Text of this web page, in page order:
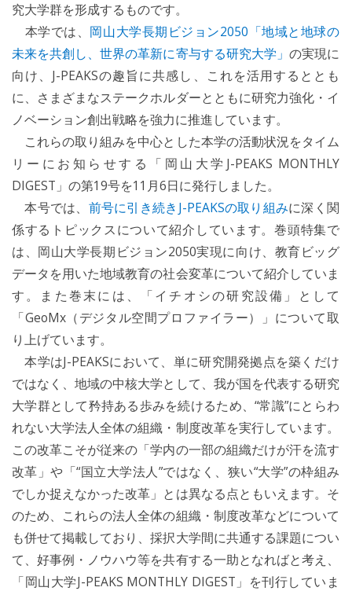
究大学群を形成するものです。
本学では、 岡山大学長期ビジョン2050「地域と地球の
未来を共創し、世界の革新に寄与する研究大学」 の実現に
向け、J-PEAKSの趣旨に共感し、これを活用するととも
に、さまざまなステークホルダーとともに研究力強化・イ
ノベーション創出戦略を強力に推進しています。
これらの取り組みを中心とした本学の活動状況をタイム
リーにお知らせする「岡山大学J-PEAKS MONTHLY
DIGEST」の第19号を11月6日に発行しました。
本号では、 前号に引き続きJ-PEAKSの取り組みに深く関
係するトピックスについて紹介しています。巻頭特集で
は、岡山大学長期ビジョン2050実現に向け、教育ビッグ
データを用いた地域教育の社会変革について紹介していま
す。また巻末には、「イチオシの研究設備」として
「GeoMx（デジタル空間プロファイラー）」について取
り上げています。
本学はJ-PEAKSにおいて、単に研究開発拠点を築くだけ
ではなく、地域の中核大学として、我が国を代表する研究
大学群として矜持ある歩みを続けるため、“常識”にとらわ
れない大学法人全体の組織・制度改革を実行しています。
この改革こそが従来の「学内の一部の組織だけが汗を流す
改革」や「“国立大学法人”ではなく、狭い“大学”の枠組み
でしか捉えなかった改革」とは異なる点ともいえます。そ
のため、これらの法人全体の組織・制度改革などについて
も併せて掲載しており、採択大学間に共通する課題につい
て、好事例・ノウハウ等を共有する一助となればと考え、
「岡山大学J-PEAKS MONTHLY DIGEST」を刊行していま